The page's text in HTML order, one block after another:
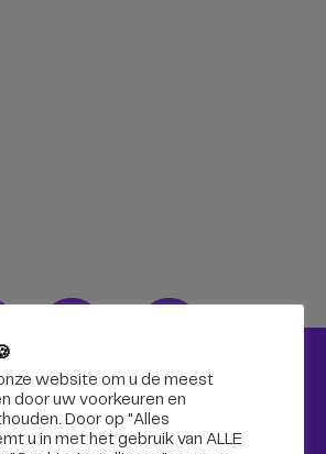
Radio & TV
Kijk tv
website om u de meest
door uw voorkeuren en
Door op "Alles
u in met het gebruik van ALLE